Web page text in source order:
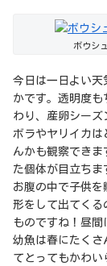
ボウシ
今日は一日よい天
かです。透明度
わり、産卵シー
ボラやヤリイカは
んかも観察できま
た個体が目立ち
お腹の中で子供
形をして出てくる
ものですね！昼
幼魚は春にたくさ
てとってもかわい